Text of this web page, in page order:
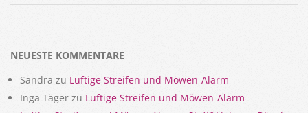
NEUESTE KOMMENTARE
Sandra zu Luftige Streifen und Möwen-Alarm
Inga Täger zu Luftige Streifen und Möwen-Alarm